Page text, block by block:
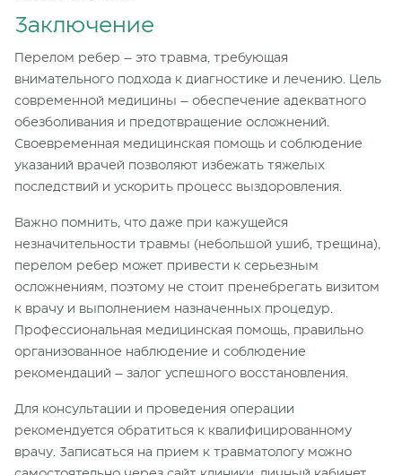
Заключение
Перелом ребер – это травма, требующая
внимательного подхода к диагностике и лечению. Цель
современной медицины – обеспечение адекватного
обезболивания и предотвращение осложнений.
Своевременная медицинская помощь и соблюдение
указаний врачей позволяют избежать тяжелых
последствий и ускорить процесс выздоровления.
Важно помнить, что даже при кажущейся
незначительности травмы (небольшой ушиб, трещина),
перелом ребер может привести к серьезным
осложнениям, поэтому не стоит пренебрегать визитом
к врачу и выполнением назначенных процедур.
Профессиональная медицинская помощь, правильно
организованное наблюдение и соблюдение
рекомендаций – залог успешного восстановления.
Для консультации и проведения операции
рекомендуется обратиться к квалифицированному
врачу. Записаться на прием к травматологу можно